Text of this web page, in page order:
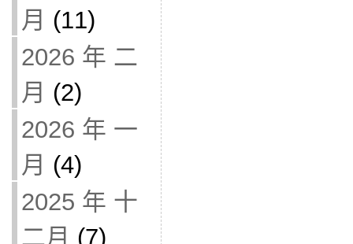
月 (11)
2026 年 二
月 (2)
2026 年 一
月 (4)
2025 年 十
二月 (7)